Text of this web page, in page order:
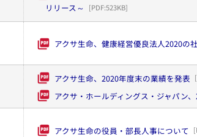
リリース～
[PDF:523KB]
アクサ生命、健康経営優良法人2020の
アクサ生命、2020年度末の業績を発表
アクサ・ホールディングス・ジャパン
アクサ生命の役員・部長人事について